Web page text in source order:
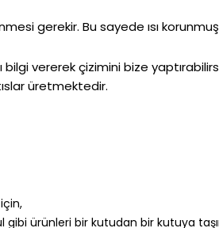
gerekir. Bu sayede ısı
vererek çizimini bize
üretmektedir.
gibi ürünleri bir kutudan bir kutuya